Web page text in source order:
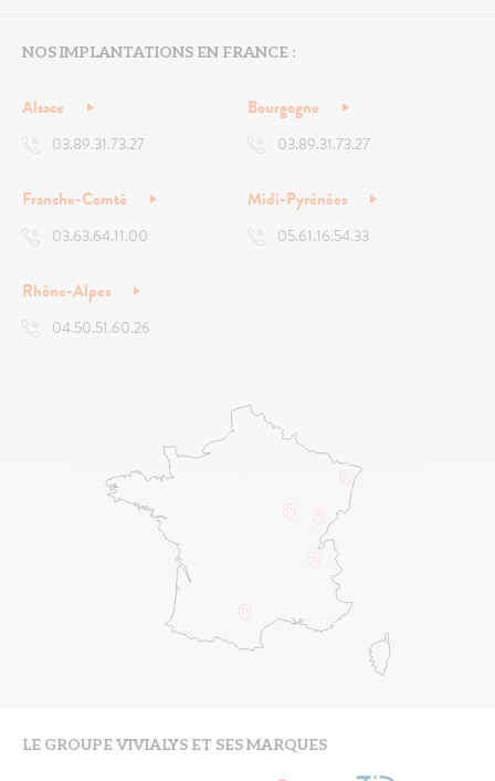
NOS IMPLANTATIONS EN FRANCE :
Alsace
03.89.31.73.27
Bourgogne
03.89.31.73.27
Franche-Comté
03.63.64.11.00
Midi-Pyrénées
05.61.16.54.33
Rhône-Alpes
04.50.51.60.26
LE GROUPE VIVIALYS ET SES MARQUES